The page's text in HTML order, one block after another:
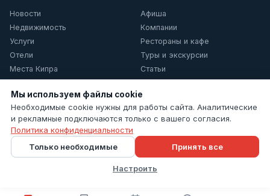
Новости
Афиша
Недвижимость
Компании
Услуги
Рестораны и кафе
Отели
Туры и экскурсии
Места Кипра
Статьи
Информация
Контакты
Политика конфиденциальности
Настройки cookie
© 2026 Cyprus Inform. Все права защищены.
Мы используем файлы cookie
Необходимые cookie нужны для работы сайта. Аналитические
и рекламные подключаются только с вашего согласия.
Политика конфиденциальности
Настроить
Только необходимые Принять все